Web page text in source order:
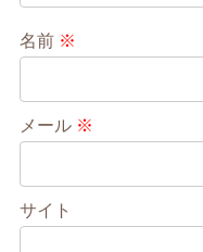
名前 ※
メール ※
サイト